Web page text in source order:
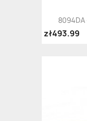
8094DA
zł493.99